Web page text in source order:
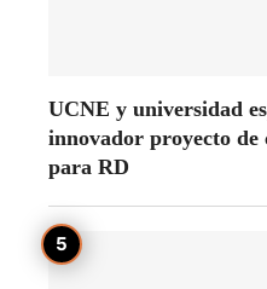
UCNE y universidad
innovador proyecto de
para RD